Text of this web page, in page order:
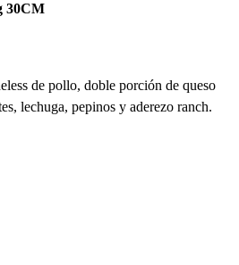
30CM
de pollo, doble porción de queso
lechuga, pepinos y aderezo ranch.